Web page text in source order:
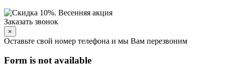
Заказать звонок
×
Оставьте свой номер телефона и мы Вам перезвоним
Form is not available